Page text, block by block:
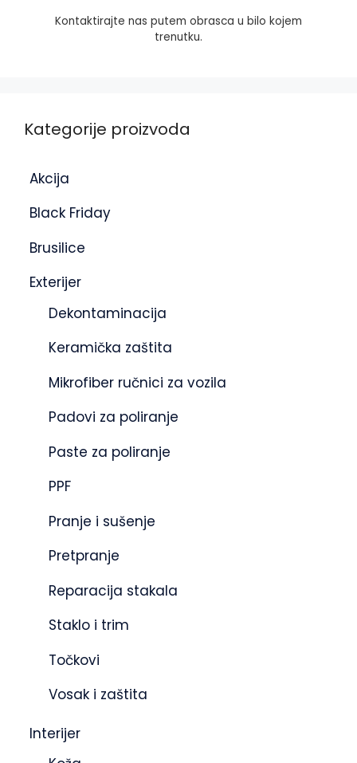
Kontaktirajte nas putem obrasca u bilo kojem
trenutku.
Kategorije proizvoda
Akcija
Black Friday
Brusilice
Exterijer
Dekontaminacija
Keramička zaštita
Mikrofiber ručnici za vozila
Padovi za poliranje
Paste za poliranje
PPF
Pranje i sušenje
Pretpranje
Reparacija stakala
Staklo i trim
Točkovi
Vosak i zaštita
Interijer